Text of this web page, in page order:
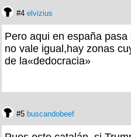
#4 elvizius
Pero aqui en españa
no vale igual,hay zonas
de la«dedocracia»
#5 buscandobeef